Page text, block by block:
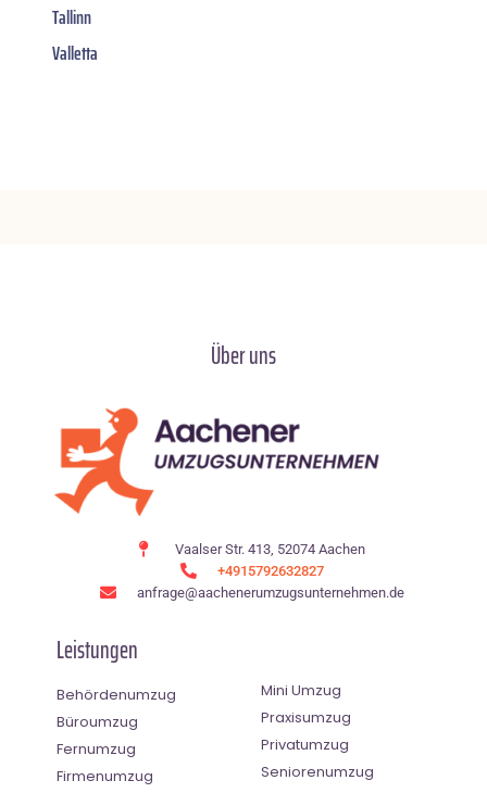
Tallinn
Valletta
Über uns
Vaalser Str. 413, 52074 Aachen
+4915792632827
anfrage@aachenerumzugsunternehmen.de
Leistungen
Behördenumzug
Büroumzug
Fernumzug
Firmenumzug
Mini Umzug
Praxisumzug
Privatumzug
Seniorenumzug